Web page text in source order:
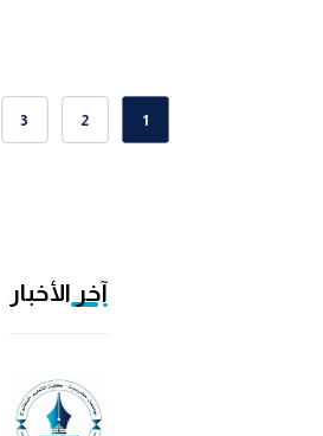
1
2
3
آخر الأخبار